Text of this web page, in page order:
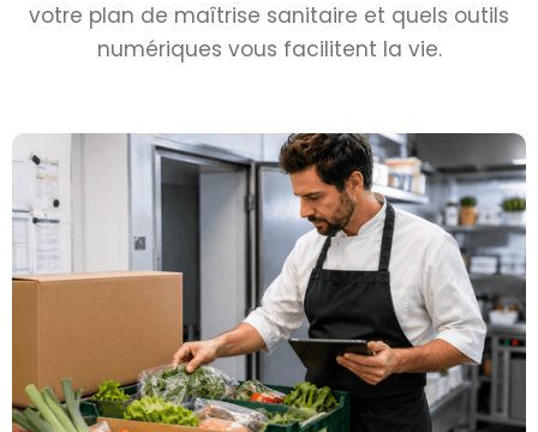
votre plan de maîtrise sanitaire et quels outils
numériques vous facilitent la vie.